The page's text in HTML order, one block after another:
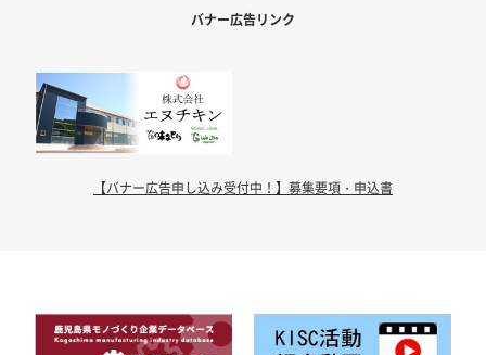
バナー広告リンク
【バナー広告申し込み受付中！】募集要項・申込書